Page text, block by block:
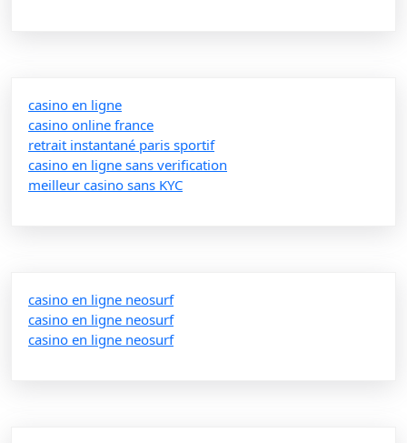
casino en ligne
casino online france
retrait instantané paris sportif
casino en ligne sans verification
meilleur casino sans KYC
casino en ligne neosurf
casino en ligne neosurf
casino en ligne neosurf